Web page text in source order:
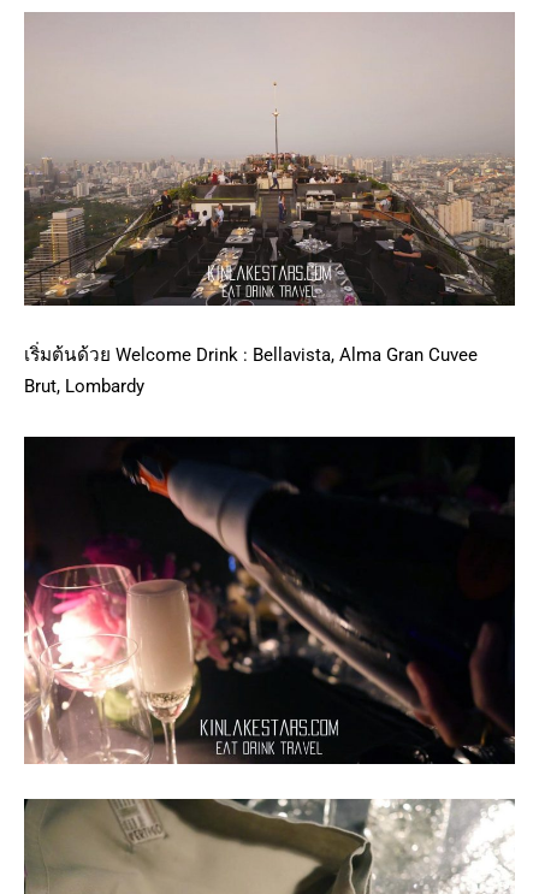
เริ่มต้นด้วย Welcome Drink : Bellavista, Alma Gran Cuvee
Brut, Lombardy